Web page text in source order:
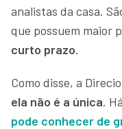
analistas da casa.
que possuem maior
curto prazo.
Como disse, a
ela não é a única.
pode conhecer de